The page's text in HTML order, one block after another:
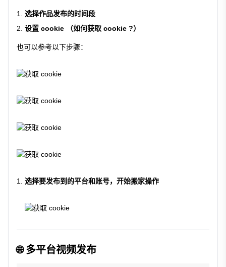
选择作品发布的时间段
设置 cookie （如何获取 cookie ?）
也可以参考以下步骤：
选择要发布到的平台和账号，开始搬家操作
🌐 多平台视频发布